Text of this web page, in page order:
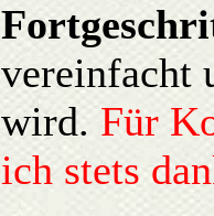
vereinfacht
wird. Für
ich stets